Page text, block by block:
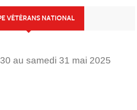
VÉTÉRANS NATIONAL
30 au samedi 31 mai 2025